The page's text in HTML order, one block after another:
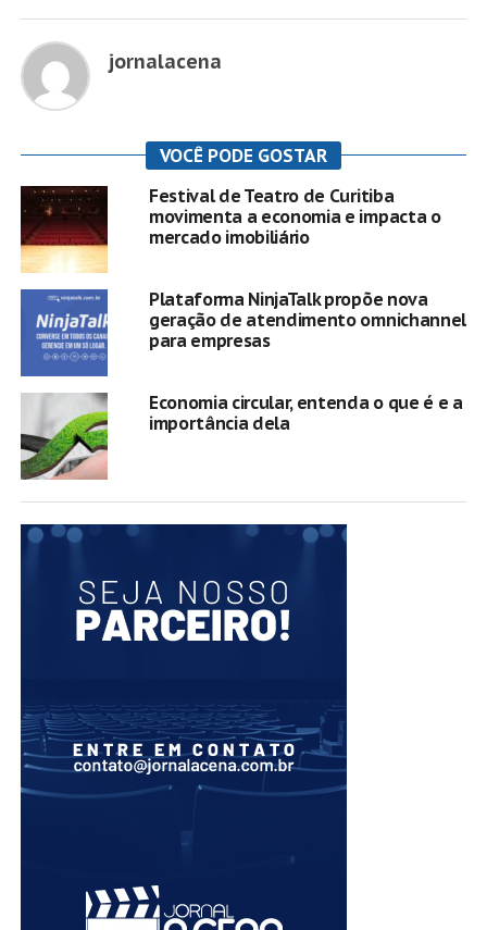
jornalacena
VOCÊ PODE GOSTAR
Festival de Teatro de Curitiba
movimenta a economia e impacta o
mercado imobiliário
Plataforma NinjaTalk propõe nova
geração de atendimento omnichannel
para empresas
Economia circular, entenda o que é e a
importância dela